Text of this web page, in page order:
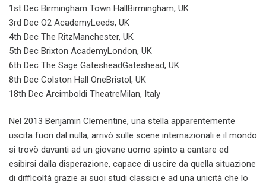
1st Dec ​Birmingham Town Hall​​Birmingham, UK
3rd Dec ​O2 Academy​​​​Leeds, UK
4th Dec ​The Ritz​​​​Manchester, UK
5th Dec ​Brixton Academy​​​London, UK
6th Dec ​The Sage Gateshead​​​Gateshead, UK
8th Dec ​Colston Hall One​​​Bristol, UK
18th Dec ​Arcimboldi Theatre​​​Milan, Italy
Nel 2013 Benjamin Clementine, una stella apparentemente
uscita fuori dal nulla, arrivò sulle scene internazionali e il mondo
si trovò davanti ad un giovane uomo spinto a cantare ed
esibirsi dalla disperazione, capace di uscire da quella situazione
di difficoltà grazie ai suoi studi classici e ad una unicità che lo